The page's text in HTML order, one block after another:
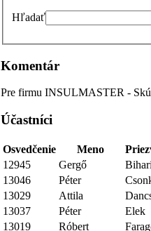
Hľadať
Komentár
Pre firmu INSULMASTER -
Účastníci
Osvedčenie Meno
12945
Gergő
13046
Péter
13029
Attila
13037
Péter
Elek
13019
Róbert